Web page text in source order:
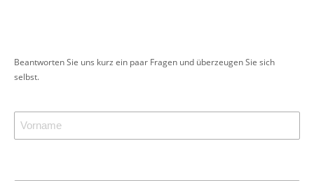
Beantworten Sie uns kurz ein paar Fragen und überzeugen Sie sich
selbst.